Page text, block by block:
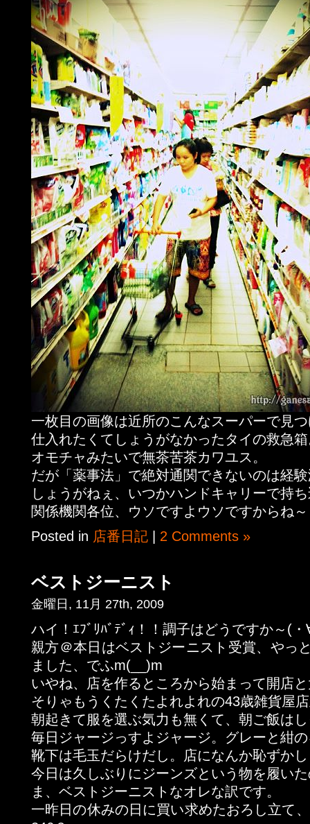
一枚目の画像は近所のこんなスーパーで見
仕入れたくてしょうがなかったタイの救急
オモチャみたいで無茶苦茶カワユス。
だが「薬事法」で絶対通関できないのは経
しょうがねぇ、いつかハンドキャリーで持
関係機関各位、ウソですよウソですからね
Posted in 店番日記 2 Comments »
ベストジーニスト
金曜日, 11月 27th, 2009
ハイ！ｴﾌﾞﾘﾊﾞﾃﾞｨ！！調子はどうですか～(
親方＠本日はベストジーニスト受賞、やっ
ました、でふm(__)m
いやね、店を作るところから始まって開店
そりゃもうくたくたよれよれの43歳雑貨屋
朝起きて服を選ぶ気力も無くて、朝ご飯は
毎日ジャージっすよジャージ。グレーと紺
靴下は毛玉だらけだし。店になんか恥ずか
今日は久しぶりにジーンズという物を履い
ま、ベストジーニストなオレな訳です。
一昨日の休みの日に買い求めたおろし立て